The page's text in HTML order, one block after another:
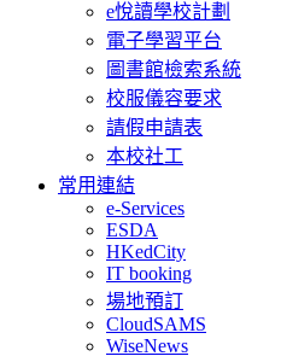
e悅讀學校計劃
電子學習平台
圖書館檢索系統
校服儀容要求
請假申請表
本校社工
常用連結
e-Services
ESDA
HKedCity
IT booking
場地預訂
CloudSAMS
WiseNews